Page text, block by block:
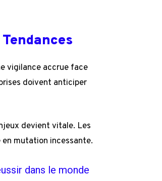
vigilance accrue face
doivent anticiper
devient vitale. Les
mutation incessante.
dans le monde